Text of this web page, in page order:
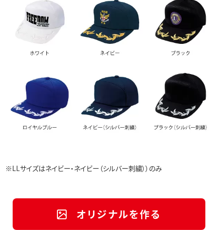
※LLサイズはネイビー・ネイビー（シルバー刺繍））のみ
オリジナルを作る